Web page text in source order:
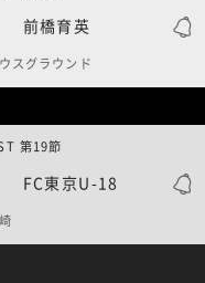
前橋育英
スグラウンド
FC東京U-18
第19節